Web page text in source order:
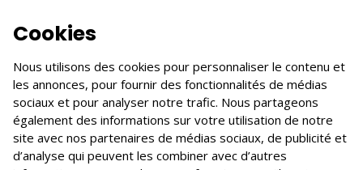
Cookies
Nous utilisons des cookies pour personnaliser le contenu et
les annonces, pour fournir des fonctionnalités de médias
sociaux et pour analyser notre trafic. Nous partageons
également des informations sur votre utilisation de notre
site avec nos partenaires de médias sociaux, de publicité et
d’analyse qui peuvent les combiner avec d’autres